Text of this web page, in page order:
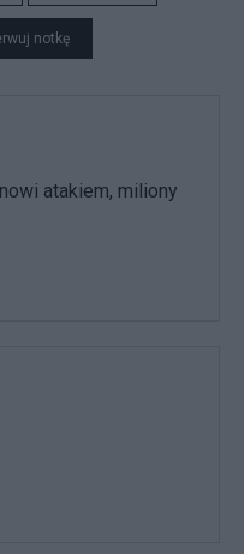
notkę
atakiem, miliony